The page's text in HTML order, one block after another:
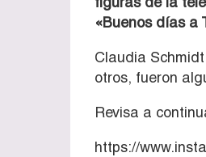
«Buenos días a
Claudia
otros, fueron
Revisa a
https://